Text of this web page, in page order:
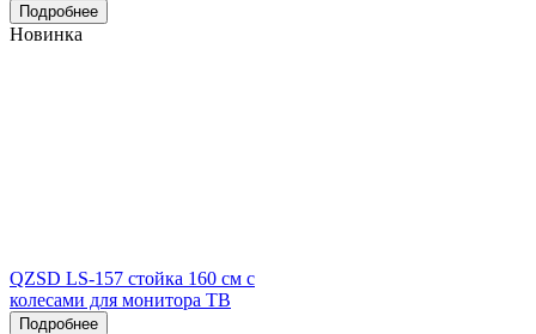
Подробнее
Новинка
QZSD LS-157 стойка 160 см с
колесами для монитора ТВ
Подробнее